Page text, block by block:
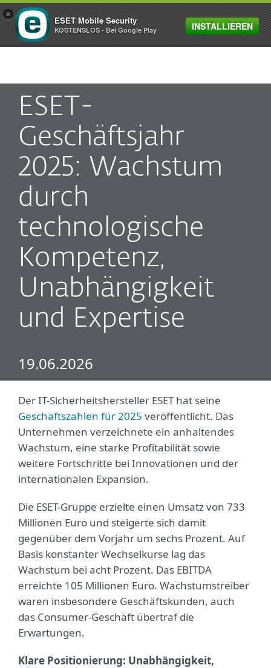
MENU
ESET-
Geschäftsjahr
2025: Wachstum
durch
technologische
Kompetenz,
Unabhängigkeit
und Expertise
19.06.2026
Der IT-Sicherheitshersteller ESET hat seine
Geschäftszahlen für 2025 veröffentlicht. Das
Unternehmen verzeichnete ein anhaltendes
Wachstum, eine starke Profitabilität sowie
weitere Fortschritte bei Innovationen und der
internationalen Expansion.
Die ESET-Gruppe erzielte einen Umsatz von 733
Millionen Euro und steigerte sich damit
gegenüber dem Vorjahr um sechs Prozent. Auf
Basis konstanter Wechselkurse lag das
Wachstum bei acht Prozent. Das EBITDA
erreichte 105 Millionen Euro. Wachstumstreiber
waren insbesondere Geschäftskunden, auch
das Consumer-Geschäft übertraf die
Erwartungen.
Klare Positionierung: Unabhängigkeit,
×
ESET Mobile Security
KOSTENSLOS - Bei Google Play INSTALLIEREN